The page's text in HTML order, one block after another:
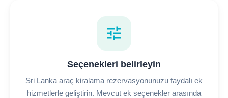
tune
Seçenekleri belirleyin
Sri Lanka araç kiralama rezervasyonunuzu faydalı ek
hizmetlerle geliştirin. Mevcut ek seçenekler arasında